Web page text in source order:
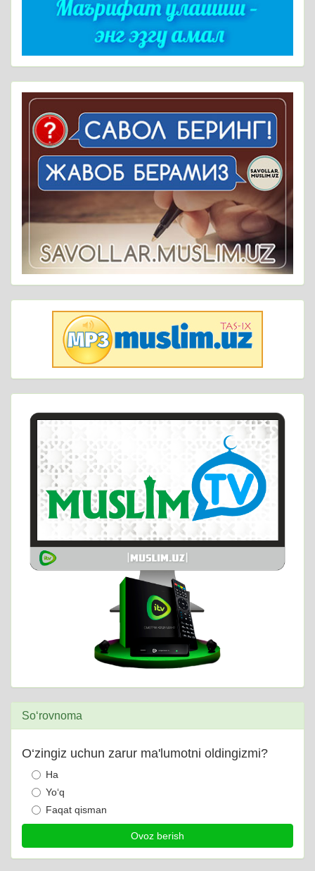
So‘rovnoma
O‘zingiz uchun zarur ma'lumotni oldingizmi?
Ha
Yo‘q
Faqat qisman